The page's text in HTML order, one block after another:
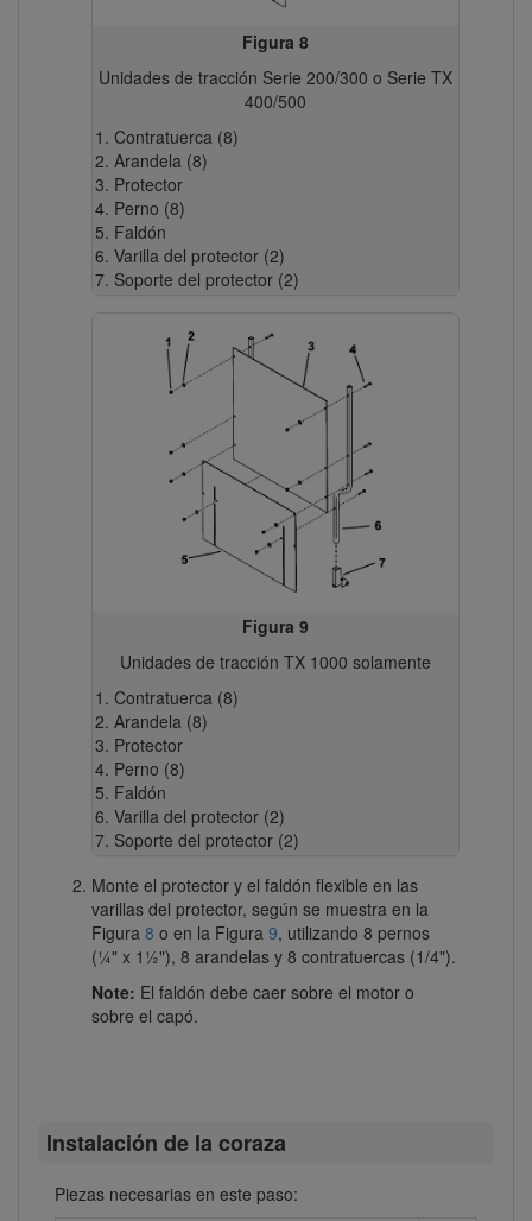
Figura 8
Unidades de tracción Serie 200/300 o Serie TX
400/500
Contratuerca (8)
Arandela (8)
Protector
Perno (8)
Faldón
Varilla del protector (2)
Soporte del protector (2)
Figura 9
Unidades de tracción TX 1000 solamente
Contratuerca (8)
Arandela (8)
Protector
Perno (8)
Faldón
Varilla del protector (2)
Soporte del protector (2)
Monte el protector y el faldón flexible en las
varillas del protector, según se muestra en la
Figura8 o en la Figura9, utilizando 8 pernos
(¼" x 1½"), 8 arandelas y 8 contratuercas (1/4").
Note: El faldón debe caer sobre el motor o
sobre el capó.
Instalación de la coraza
Piezas necesarias en este paso: